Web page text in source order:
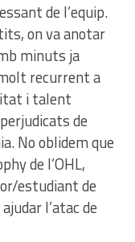
de l’equip.
on va anotar
minuts ja
recurrent a
i talent
de
No oblidem que
de l’OHL,
estudiant de
l’atac de